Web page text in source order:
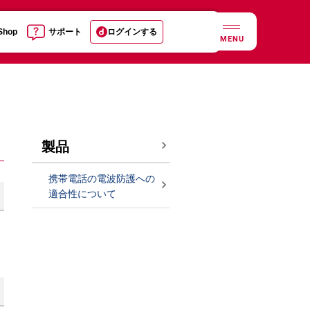
サポート ログインする
MENU
製品
携帯電話の電波防護への
適合性について